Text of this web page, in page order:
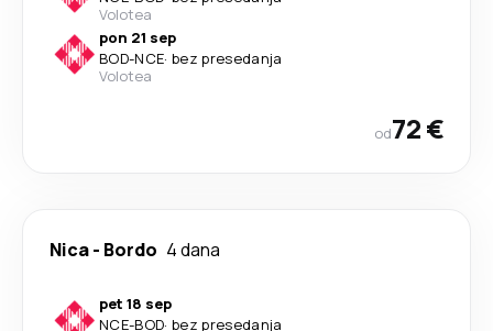
Volotea
pon 21 sep
BOD-NCE· bez presedanja
Volotea
od72 €
Nica- Bordo 4 dana
pet 18 sep
NCE-BOD· bez presedanja